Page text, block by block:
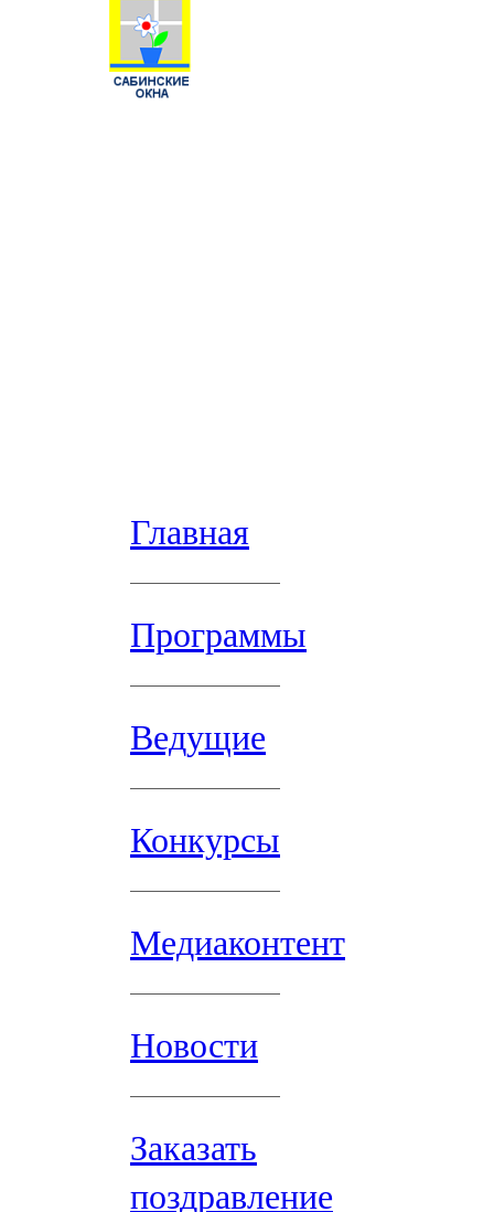
Главная
Программы
Ведущие
Конкурсы
Медиаконтент
Новости
Заказать
поздравление